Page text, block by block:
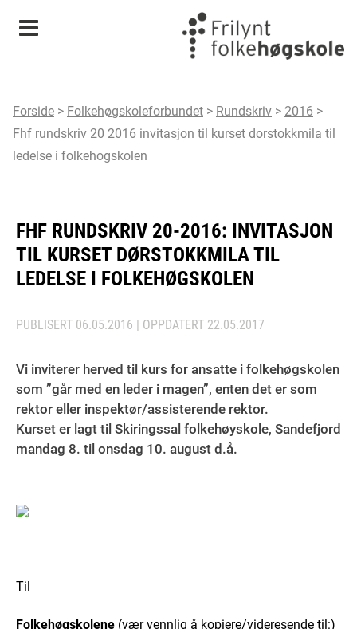
Meny
Forside > Folkehøgskoleforbundet > Rundskriv > 2016 >
Fhf rundskriv 20 2016 invitasjon til kurset dorstokkmila til
ledelse i folkehogskolen
FHF RUNDSKRIV 20-2016: INVITASJON
TIL KURSET DØRSTOKKMILA TIL
LEDELSE I FOLKEHØGSKOLEN
PUBLISERT 06.05.2016 | OPPDATERT 22.05.2017
Vi inviterer herved til kurs for ansatte i folkehøgskolen
som ”går med en leder i magen”, enten det er som
rektor eller inspektør/assisterende rektor.
Kurset er lagt til Skiringssal folkehøyskole, Sandefjord
mandag 8. til onsdag 10. august d.å.
Til
Folkehøgskolene (vær vennlig å kopiere/videresende til:)